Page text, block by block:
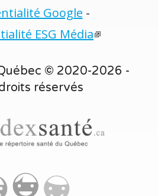
Google -
ESG Média
© 2020-2026 -
réservés